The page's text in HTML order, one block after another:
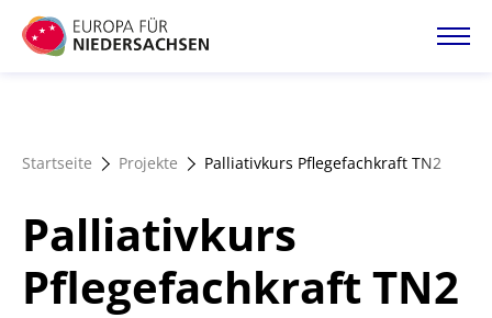
Direkt
zum
Förderangebote
Startseite Projekte Palliativkurs Pflegefachkraft TN2
Palliativkurs
Pflegefachkraft TN2